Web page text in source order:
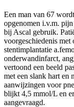
Een man van 67
opgenomen i.v.m. pijn
bij Ascal gebruik.
voorgeschiedenis met
stentimplantatie
onderwandinfarct,
vertoond een beeld
met een slank hart en
aanwijzingen voor
blijkt 4,5 mmol/L en
aangevraagd.